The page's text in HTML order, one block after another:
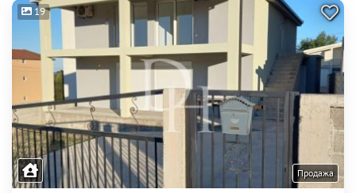
19
Продажа